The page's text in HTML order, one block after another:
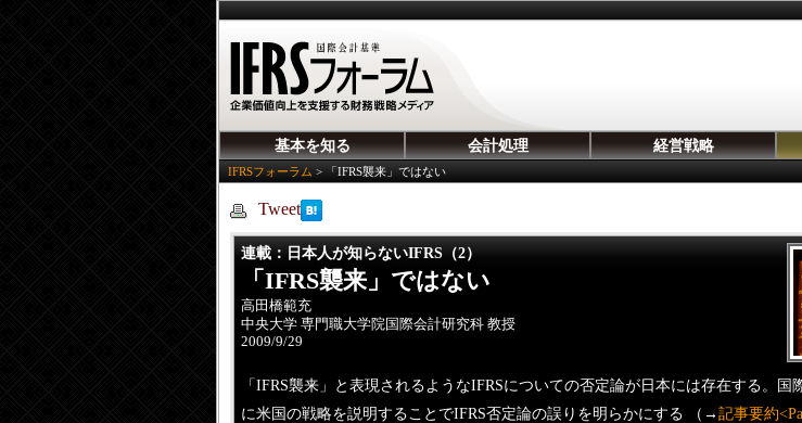
基本を知る 会計処理 経営戦略
IFRSフォーラム > 「IFRS襲来」ではない
Tweet
連載 ：日本人が知らないIFRS（2）
「IFRS襲来」ではない
高田橋範充
中央大学 専門職大学院国際会計研究科 教授
2009/9/29
「IFRS襲来」と表現されるようなIFRSについての否定論が日本には存在する。国
に米国の戦略を説明することでIFRS否定論の誤りを明らかにする （→記事要約